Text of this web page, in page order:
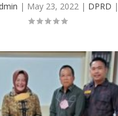
| May 23, 2022| DPRD |